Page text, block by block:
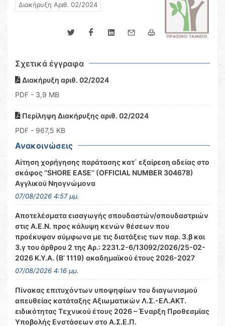
Διακήρυξη Αριθ. 02/2024
Σχετικά έγγραφα
Διακήρυξη αριθ. 02/2024
PDF - 3,9 MB
Περίληψη Διακήρυξης αριθ. 02/2024
PDF - 967,5 KB
Ανακοινώσεις
Αίτηση χορήγησης παράτασης κατ΄ εξαίρεση αδείας στο
σκάφος ‘’SHORE EASE’’ (OFFICIAL NUMBER 304678)
Αγγλικού Νηογνώμονα
07/08/2026 4:57 μμ.
Αποτελέσματα εισαγωγής σπουδαστών/σπουδαστριών
στις Α.Ε.Ν. προς κάλυψη κενών θέσεων που
προέκυψαν σύμφωνα με τις διατάξεις των παρ. 3.β και
3.γ του άρθρου 2 της Αρ.: 2231.2-6/13092/2026/25-02-
2026 Κ.Υ.Α. (Β’ 1119) ακαδημαϊκού έτους 2026-2027
07/08/2026 4:16 μμ.
Πίνακας επιτυχόντων υποψηφίων του διαγωνισμού
απευθείας κατάταξης Αξιωματικών Λ.Σ.-ΕΛ.ΑΚΤ.
ειδικότητας Τεχνικού έτους 2026 – Έναρξη Προθεσμίας
Υποβολής Ενστάσεων στο Α.Σ.Ε.Π.